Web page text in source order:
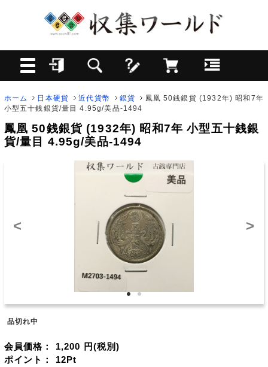
ホーム 日本硬貨 近代貨幣 銀貨
鳳凰 50銭銀貨 (1932年) 昭和7年
小型五十銭銀貨/量目 4.95g/美品-1494
鳳凰 50銭銀貨 (1932年) 昭和7年 小型五十銭銀
貨/量目 4.95g/美品-1494
< >
品切れ中
会員価格： 1,200 円(税別)
ポイント： 12Pt